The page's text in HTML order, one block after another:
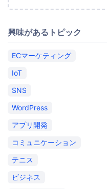
興味があるトピック
ECマーケティング
IoT
SNS
WordPress
アプリ開発
コミュニケーション
テニス
ビジネス